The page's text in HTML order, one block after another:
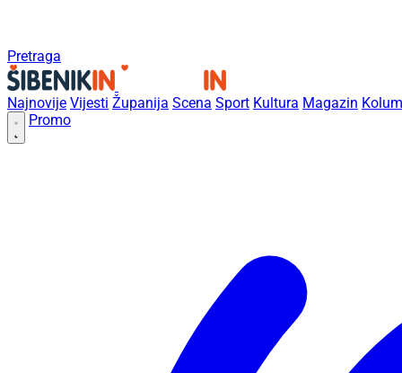
Pretraga
Najnovije Vijesti Županija Scena Sport Kultura Magazin
Promo